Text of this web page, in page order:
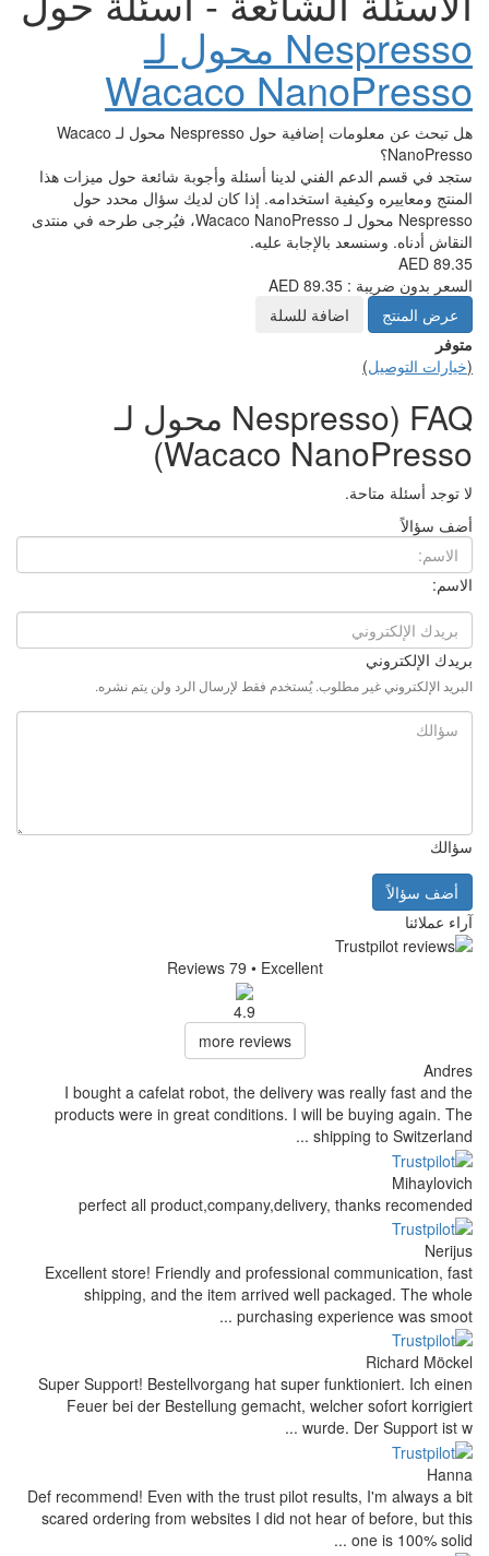
Nespresso محول لـ
Wacaco
هل تبحث عن معلومات إضافية حول Nespresso محول لـ Wacaco
أسئلة وأجوبة شائعة حول ميزات هذا
إذا كان لديك سؤال محدد حول
Nespresso محول لـ Wacaco NanoPresso، فيُرجى طرحه في منتدى
عليه.
FAQ (Nespresso محول لـ
Wacaco
فقط لإرسال الرد ولن يتم نشره.
I bought a cafelat robot, the
products were in great conditions. I
perfect all
Excellent store! Friendly and
shipping, and the item arrived
Super Support! Bestellvorgang hat
Feuer bei der Bestellung
Def recommend! Even with the trust
scared ordering from websites I did